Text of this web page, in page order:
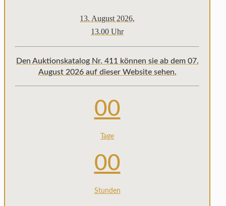
13. August 2026,
13.00 Uhr
Den Auktionskatalog Nr. 411 können sie ab dem 07.
August 2026 auf dieser Website sehen.
00
Tage
00
Stunden